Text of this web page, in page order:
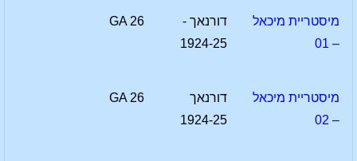
מיסטריית מיכאל
– 01
דורנאך -
1924-25
GA 26
מיסטריית מיכאל
– 02
דורנאך
1924-25
GA 26